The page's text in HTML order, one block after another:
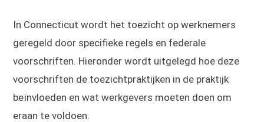
In Connecticut wordt het toezicht op werknemers
geregeld door specifieke regels en federale
voorschriften. Hieronder wordt uitgelegd hoe deze
voorschriften de toezichtpraktijken in de praktijk
beïnvloeden en wat werkgevers moeten doen om
eraan te voldoen.